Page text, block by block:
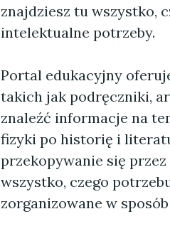
znajdziesz tu wszystko,
intelektualne potrzeby.
Portal edukacyjny
takich jak podręczniki,
znaleźć informacje na
fizyki po historię i
przekopywanie się
wszystko, czego
zorganizowane w